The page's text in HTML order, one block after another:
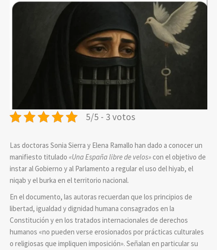
5/5 - 3 votos
Las doctoras Sonia Sierra y Elena Ramallo han dado a conocer un
manifiesto titulado «Una España libre de velos»con el objetivo de
instar al Gobierno y al Parlamento a regular el uso del hiyab, el
niqab y el burka en el territorio nacional.
En el documento, las autoras recuerdan que los principios de
libertad, igualdad y dignidad humana consagrados en la
Constitución y en los tratados internacionales de derechos
humanos «no pueden verse erosionados por prácticas culturales
o religiosas que impliquen imposición». Señalan en particular su